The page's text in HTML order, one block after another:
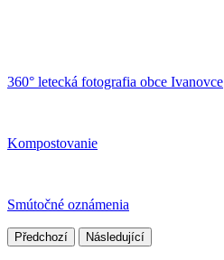
360° letecká fotografia obce Ivanovce
Kompostovanie
Smútočné oznámenia
Předchozí Následující